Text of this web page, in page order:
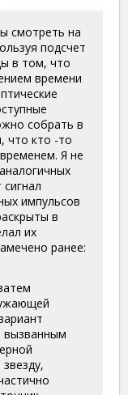
смотреть на
подсчет
в том, что
времени
собрать в
что кто -то
Я не
импульсов
в
их
ранее:
вызванным